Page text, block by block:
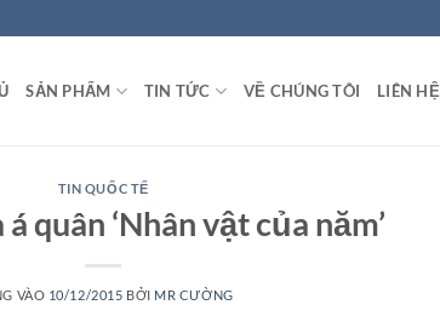
SẢN PHẨM TIN TỨC VỀ CHÚNG TÔI LIÊN HỆ
TIN QUỐC TẾ
quân ‘Nhân vật của năm’
VÀO 10/12/2015 BỞI MR CƯỜNG